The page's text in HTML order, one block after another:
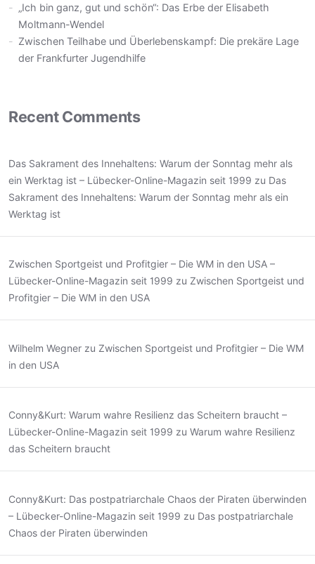
„Ich bin ganz, gut und schön“: Das Erbe der Elisabeth
Moltmann-Wendel
Zwischen Teilhabe und Überlebenskampf: Die prekäre Lage
der Frankfurter Jugendhilfe
Recent Comments
Das Sakrament des Innehaltens: Warum der Sonntag mehr als
ein Werktag ist – Lübecker-Online-Magazin seit 1999 zu Das
Sakrament des Innehaltens: Warum der Sonntag mehr als ein
Werktag ist
Zwischen Sportgeist und Profitgier – Die WM in den USA –
Lübecker-Online-Magazin seit 1999 zu Zwischen Sportgeist und
Profitgier – Die WM in den USA
Wilhelm Wegner zu Zwischen Sportgeist und Profitgier – Die WM
in den USA
Conny&Kurt: Warum wahre Resilienz das Scheitern braucht –
Lübecker-Online-Magazin seit 1999 zu Warum wahre Resilienz
das Scheitern braucht
Conny&Kurt: Das postpatriarchale Chaos der Piraten überwinden
– Lübecker-Online-Magazin seit 1999 zu Das postpatriarchale
Chaos der Piraten überwinden